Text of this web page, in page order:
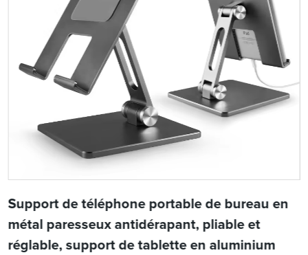
Support de téléphone portable de bureau en
métal paresseux antidérapant, pliable et
réglable, support de tablette en aluminium